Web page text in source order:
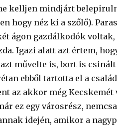
kelljen mindjárt
hogy néz ki a szőlő).
ágon gazdálkodók voltak,
Igazi alatt azt értem,
művelte is, bort is
ebből tartotta el a
az akkor még Kecskemét
ez egy városrész,
idején, amikor a